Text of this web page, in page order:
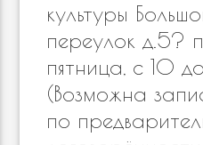
культуры
переулок д.5?
пятница, с 10
(Возможна
по